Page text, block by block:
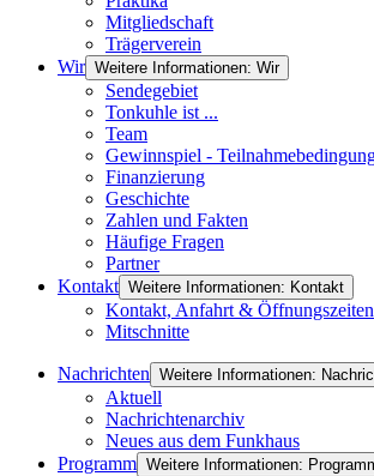
Mitgliedschaft
Trägerverein
Wir Weitere Informationen: Wir
Sendegebiet
Tonkuhle ist ...
Team
Gewinnspiel -
Finanzierung
Geschichte
Zahlen und Fakten
Häufige Fragen
Partner
Kontakt Weitere Informationen: Kontakt
Kontakt, Anfahrt & Öffnungszeiten
Mitschnitte
Nachrichten Weitere Informationen:
Aktuell
Nachrichtenarchiv
Neues aus dem Funkhaus
Programm Weitere Informationen: